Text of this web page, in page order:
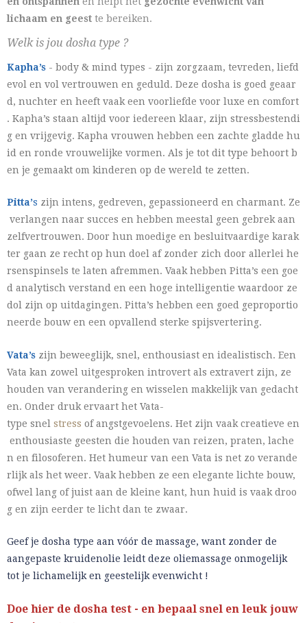
lichaam en geest te bereiken.
Welk is jou dosha type ?
Kapha’s - body & mind types - zijn zorgzaam, tevreden, liefd
evol en vol vertrouwen en geduld. Deze dosha is goed geaar
d, nuchter en heeft vaak een voorliefde voor luxe en comfort
. Kapha’s staan altijd voor iedereen klaar, zijn stressbestendi
g en vrijgevig. Kapha vrouwen hebben een zachte gladde hu
id en ronde vrouwelijke vormen. Als je tot dit type behoort b
en je gemaakt om kinderen op de wereld te zetten.
Pitta’s zijn intens, gedreven, gepassioneerd en charmant. Ze
verlangen naar succes en hebben meestal geen gebrek aan
zelfvertrouwen. Door hun moedige en besluitvaardige karak
ter gaan ze recht op hun doel af zonder zich door allerlei he
rsenspinsels te laten afremmen. Vaak hebben Pitta’s een goe
d analytisch verstand en een hoge intelligentie waardoor ze
dol zijn op uitdagingen. Pitta’s hebben een goed geproportio
neerde bouw en een opvallend sterke spijsvertering.
Vata’s zijn beweeglijk, snel, enthousiast en idealistisch. Een
Vata kan zowel uitgesproken introvert als extravert zijn, ze
houden van verandering en wisselen makkelijk van gedacht
en. Onder druk ervaart het Vata-
type snel stress of angstgevoelens. Het zijn vaak creatieve en
enthousiaste geesten die houden van reizen, praten, lache
n en filosoferen. Het humeur van een Vata is net zo verande
rlijk als het weer. Vaak hebben ze een elegante lichte bouw,
ofwel lang of juist aan de kleine kant, hun huid is vaak droo
g en zijn eerder te licht dan te zwaar.
Geef je dosha type aan vóór de massage, want zonder de
aangepaste kruidenolie leidt deze oliemassage onmogelijk
tot je lichamelijk en geestelijk evenwicht !
Doe hier de dosha test - en bepaal snel en leuk jouw